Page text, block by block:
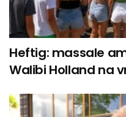
Heftig: massale
Walibi Holland na